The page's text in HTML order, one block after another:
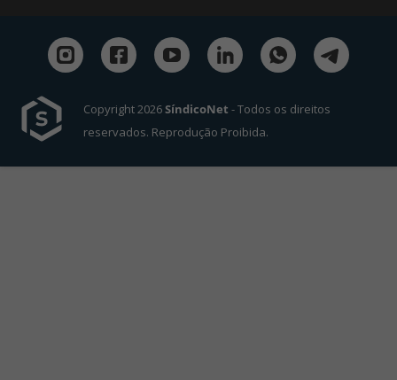
Copyright 2026SíndicoNet - Todos os direitos
reservados. Reprodução Proibida.